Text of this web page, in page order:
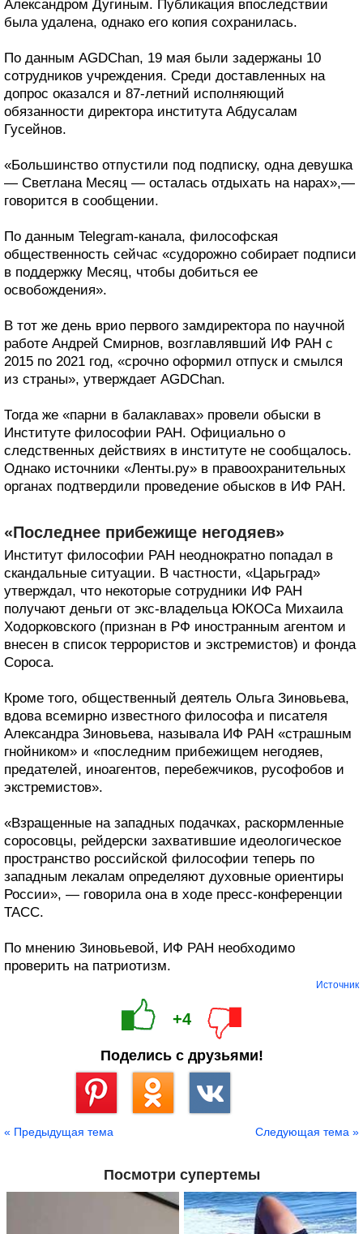
Александром Дугиным. Публикация впоследствии
была удалена, однако его копия сохранилась.
По данным AGDChan, 19 мая были задержаны 10
сотрудников учреждения. Среди доставленных на
допрос оказался и 87-летний исполняющий
обязанности директора института Абдусалам
Гусейнов.
«Большинство отпустили под подписку, одна девушка
— Светлана Месяц — осталась отдыхать на нарах»,—
говорится в сообщении.
По данным Telegram-канала, философская
общественность сейчас «судорожно собирает подписи
в поддержку Месяц, чтобы добиться ее
освобождения».
В тот же день врио первого замдиректора по научной
работе Андрей Смирнов, возглавлявший ИФ РАН с
2015 по 2021 год, «срочно оформил отпуск и смылся
из страны», утверждает AGDChan.
Тогда же «парни в балаклавах» провели обыски в
Институте философии РАН. Официально о
следственных действиях в институте не сообщалось.
Однако источники «Ленты.ру» в правоохранительных
органах подтвердили проведение обысков в ИФ РАН.
«Последнее прибежище негодяев»
Институт философии РАН неоднократно попадал в
скандальные ситуации. В частности, «Царьград»
утверждал, что некоторые сотрудники ИФ РАН
получают деньги от экс-владельца ЮКОСа Михаила
Ходорковского (признан в РФ иностранным агентом и
внесен в список террористов и экстремистов) и фонда
Сороса.
Кроме того, общественный деятель Ольга Зиновьева,
вдова всемирно известного философа и писателя
Александра Зиновьева, называла ИФ РАН «страшным
гнойником» и «последним прибежищем негодяев,
предателей, иноагентов, перебежчиков, русофобов и
экстремистов».
«Взращенные на западных подачках, раскормленные
соросовцы, рейдерски захватившие идеологическое
пространство российской философии теперь по
западным лекалам определяют духовные ориентиры
России», — говорила она в ходе пресс-конференции
ТАСС.
По мнению Зиновьевой, ИФ РАН необходимо
проверить на патриотизм.
Источник
+4
Поделись с друзьями!
« Предыдущая тема Следующая тема »
Посмотри супертемы